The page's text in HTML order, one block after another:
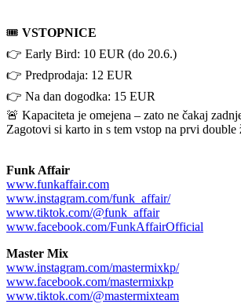
🎟️ VSTOPNICE
👉 Early Bird: 10 EUR (do 20.6.)
👉 Predprodaja: 12 EUR
👉 Na dan dogodka: 15 EUR
🚨 Kapaciteta je omejena – zato ne čakaj
Zagotovi si karto in s tem vstop na prvi double
Funk Affair
www.funkaffair.com
www.instagram.com/funk_affair/
www.tiktok.com/@funk_affair
www.facebook.com/FunkAffairOfficial
Master Mix
www.instagram.com/mastermixkp/
www.facebook.com/mastermixkp
www.tiktok.com/@mastermixteam